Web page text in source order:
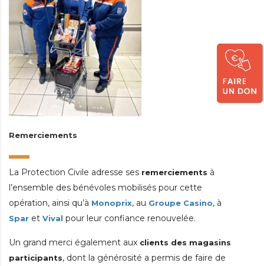
Remerciements
La Protection Civile adresse ses remerciements à
l’ensemble des bénévoles mobilisés pour cette
opération, ainsi qu’à Monoprix, au Groupe Casino, à
Spar et Vival pour leur confiance renouvelée.
Un grand merci également aux clients des magasins
participants, dont la générosité a permis de faire de